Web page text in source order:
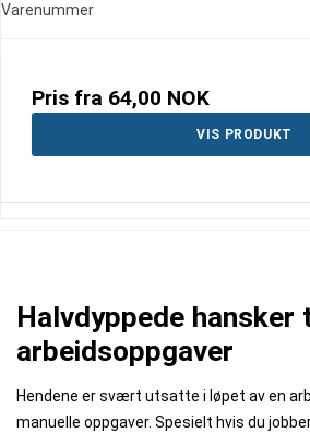
Varenummer
Pris fra 64,00 NOK
VIS PRODUKT
Halvdyppede hansker
arbeidsoppgaver
Hendene er svært utsatte i løpet av en
manuelle oppgaver. Spesielt hvis du